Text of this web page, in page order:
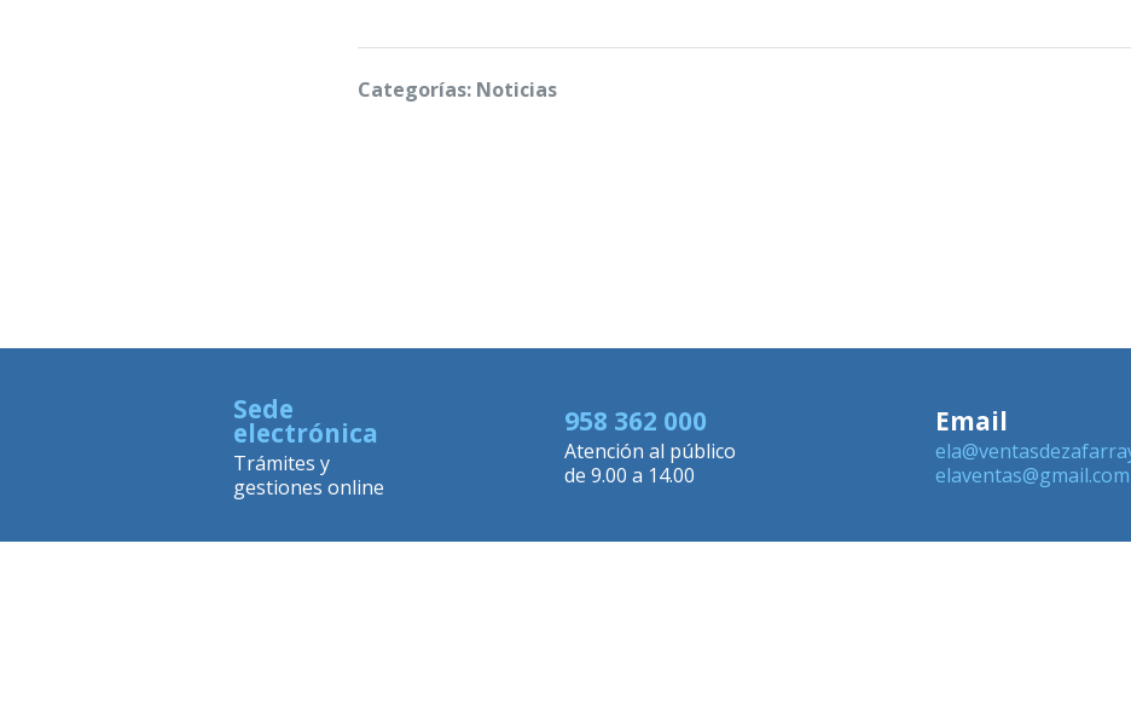
Categorías: Noticias
Sede
electrónica
Trámites y
gestiones online
958 362 000
Atención al público
de 9.00 a 14.00
Email
elaventas@gmail.com